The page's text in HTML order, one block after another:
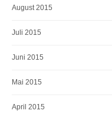
August 2015
Juli 2015
Juni 2015
Mai 2015
April 2015